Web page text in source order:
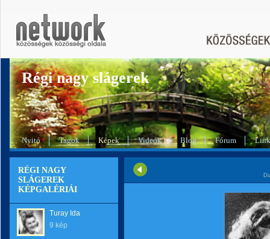
Régi nagy slágerek
Nyitó Tagok Képek Videók Blog Fórum
RÉGI NAGY
SLÁGEREK
KÉPGALÉRIÁI
Turay Ida
9 kép